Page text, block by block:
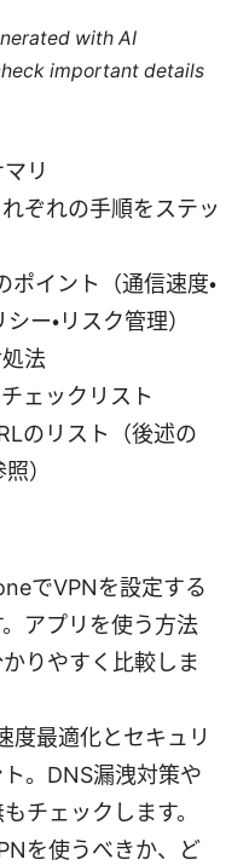
with AI
important details
リ
ぞれの手順をステッ
イント（通信速度・
ー・リスク管理）
法
ェックリスト
のリスト（後述の
）
でVPNを設定する
アプリを使う方法
りやすく比較しま
度最適化とセキュリ
。DNS漏洩対策や
チェックします。
を使うべきか、ど